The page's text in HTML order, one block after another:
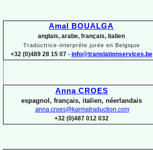
Amal BOUALGA
anglais, arabe, français, italien
Traductrice-interprète jurée en Belgique
+32 (0)489 28 15 07 - info@translationservices.be
Anna CROES
espagnol, français, italien, néerlandais
anna.croes@karmatraduction.com
+32 (0)487 012 032